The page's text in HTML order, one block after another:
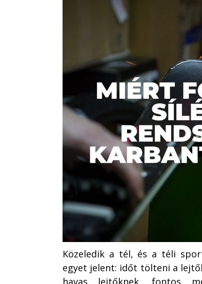
Közeledik a tél, és a téli
egyet jelent: időt tölteni a
havas lejtőknek, fontos